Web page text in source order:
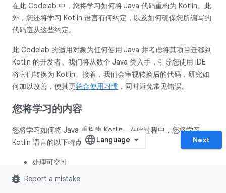
在此 Codelab 中，您将学习如何将 Java 代码重构为 Kotlin。此
外，您还将学习 Kotlin 语言有何约定，以及如何确保您所编写的
代码遵从这些约定。
此 Codelab 的适用对象为任何使用 Java 并考虑将其项目迁移到
Kotlin 的开发者。我们将从数个 Java 类入手，引导您使用 IDE
将它们转换为 Kotlin。接着，我们会审视转换后的代码，研究如
何加以改善，使其更符合使用习惯 ，同时避免常见错误。
您将学习的内容
您将学习如何将 Java 重构为 Kotlin。在此过程中，您将学习
Kotlin 语言的以下特点和概念：
处理可空性
实现单一实例
Next
bug_report Report a mistake